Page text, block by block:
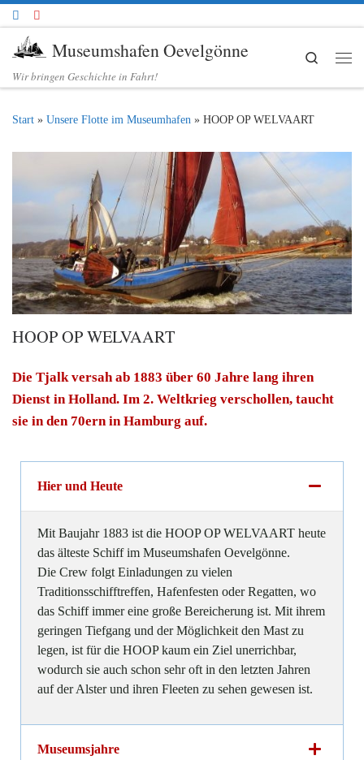
Zum Inhalt springen
Museumshafen Oevelgönne
Wir bringen Geschichte in Fahrt!
Search
Start » Unsere Flotte im Museumhafen » HOOP OP WELVAART
HOOP OP WELVAART
Die Tjalk versah ab 1883 über 60 Jahre lang ihren
Dienst in Holland. Im 2. Weltkrieg verschollen, taucht
sie in den 70ern in Hamburg auf.
Hier und Heute
Mit Baujahr 1883 ist die HOOP OP WELVAART heute
das älteste Schiff im Museumshafen Oevelgönne.
Die Crew folgt Einladungen zu vielen
Traditionsschifftreffen, Hafenfesten oder Regatten, wo
das Schiff immer eine große Bereicherung ist. Mit ihrem
geringen Tiefgang und der Möglichkeit den Mast zu
legen, ist für die HOOP kaum ein Ziel unerrichbar,
wodurch sie auch schon sehr oft in den letzten Jahren
auf der Alster und ihren Fleeten zu sehen gewesen ist.
Museumsjahre